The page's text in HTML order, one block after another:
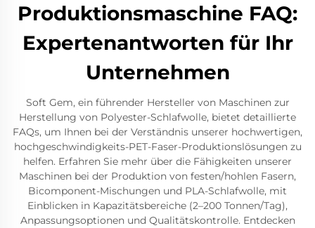
Produktionsmaschine FAQ:
Expertenantworten für Ihr
Unternehmen
Soft Gem, ein führender Hersteller von Maschinen zur
Herstellung von Polyester-Schlafwolle, bietet detaillierte
FAQs, um Ihnen bei der Verständnis unserer hochwertigen,
hochgeschwindigkeits-PET-Faser-Produktionslösungen zu
helfen. Erfahren Sie mehr über die Fähigkeiten unserer
Maschinen bei der Produktion von festen/hohlen Fasern,
Bicomponent-Mischungen und PLA-Schlafwolle, mit
Einblicken in Kapazitätsbereiche (2–200 Tonnen/Tag),
Anpassungsoptionen und Qualitätskontrolle. Entdecken